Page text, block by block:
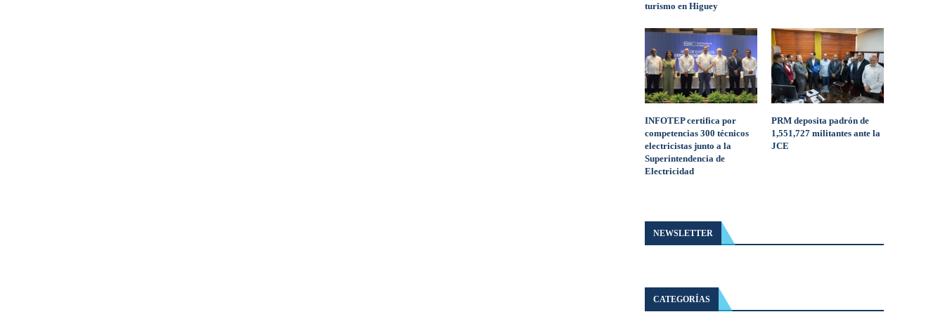
turismo en Higuey
INFOTEP certifica por
competencias 300 técnicos
electricistas junto a la
Superintendencia de
Electricidad
PRM deposita padrón de
1,551,727 militantes ante la
JCE
NEWSLETTER
CATEGORÍAS